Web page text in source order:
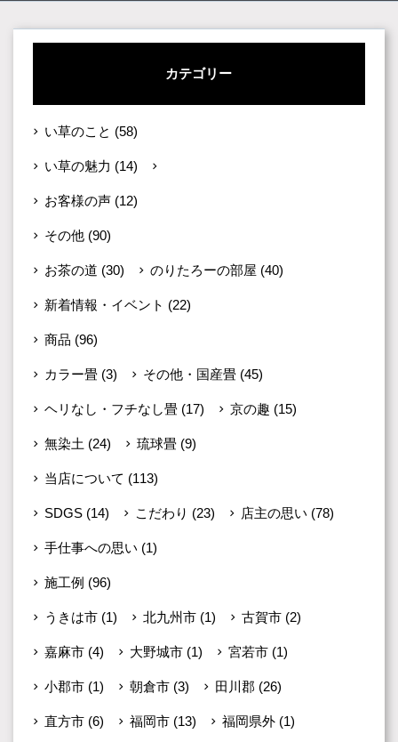
カテゴリー
い草のこと (58)
い草の魅力 (14)
お客様の声 (12)
その他 (90)
お茶の道 (30) のりたろーの部屋 (40)
新着情報・イベント (22)
商品 (96)
カラー畳 (3) その他・国産畳 (45)
ヘリなし・フチなし畳 (17) 京の趣 (15)
無染土 (24) 琉球畳 (9)
当店について (113)
SDGS (14) こだわり (23) 店主の思い (78)
手仕事への思い (1)
施工例 (96)
うきは市 (1) 北九州市 (1) 古賀市 (2)
嘉麻市 (4) 大野城市 (1) 宮若市 (1)
小郡市 (1) 朝倉市 (3) 田川郡 (26)
直方市 (6) 福岡市 (13) 福岡県外 (1)